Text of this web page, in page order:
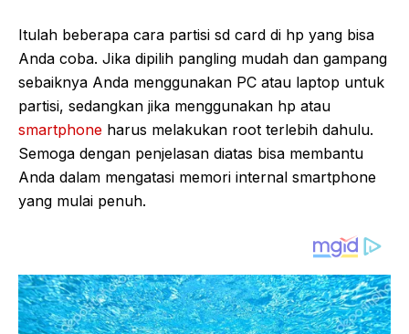
Itulah beberapa cara partisi sd card di hp yang bisa
Anda coba. Jika dipilih pangling mudah dan gampang
sebaiknya Anda menggunakan PC atau laptop untuk
partisi, sedangkan jika menggunakan hp atau
smartphone harus melakukan root terlebih dahulu.
Semoga dengan penjelasan diatas bisa membantu
Anda dalam mengatasi memori internal smartphone
yang mulai penuh.